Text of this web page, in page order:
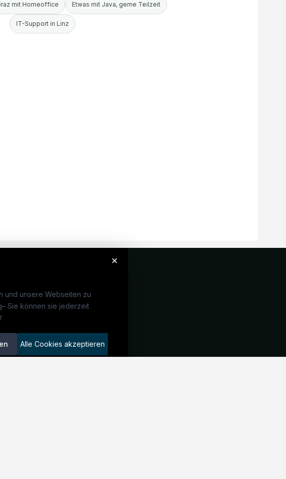
mit Homeoffice Etwas mit Java, gerne Teilzeit
IT-Support in Linz
×
und unsere Webseiten zu
– Sie können sie jederzeit
Alle Cookies akzeptieren
Kandidaten finden